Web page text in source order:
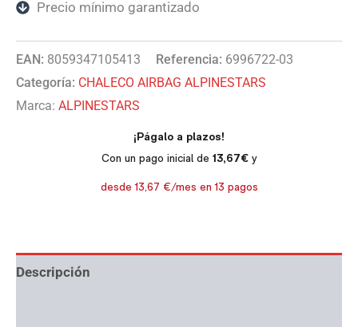
Precio mínimo garantizado
EAN: 8059347105413 Referencia: 6996722-03
Categoría: CHALECO AIRBAG ALPINESTARS
Marca: ALPINESTARS
Descripción